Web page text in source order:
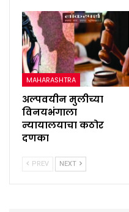
MAHARASHTRA
अल्पवयीन मुलीच्या
विनयभंगाला
न्यायालयाचा कठोर
दणका
PREV NEXT